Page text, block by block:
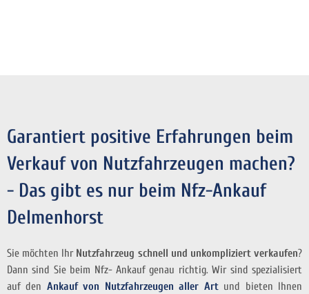
Garantiert positive Erfahrungen beim
Verkauf von Nutzfahrzeugen machen?
- Das gibt es nur beim Nfz-Ankauf
Delmenhorst
Sie möchten Ihr Nutzfahrzeug schnell und unkompliziert verkaufen?
Dann sind Sie beim Nfz- Ankauf genau richtig. Wir sind spezialisiert
auf den Ankauf von Nutzfahrzeugen aller Artund bieten Ihnen